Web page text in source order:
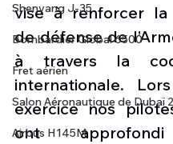
Shenyang J-35
Bombardier Global 6500
Fret aérien
Salon Aéronautique de Dubaï
Airbus H145M
vise à renforcer la
de défense de
à travers la
internationale.
exercice nos
ont